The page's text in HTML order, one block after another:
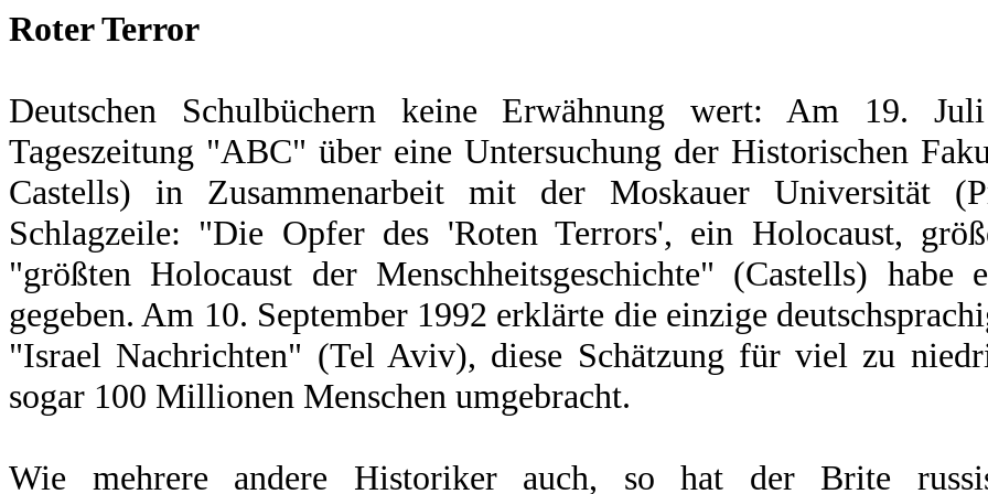
Roter Terror
Deutschen Schulbüchern keine Erwähnung wert: Am 19.
Tageszeitung "ABC" über eine Untersuchung der Historischen
Castells) in Zusammenarbeit mit der Moskauer Universität
Schlagzeile: "Die Opfer des 'Roten Terrors', ein Holocaust,
"größten Holocaust der Menschheitsgeschichte" (Castells)
gegeben. Am 10. September 1992 erklärte die einzige
"Israel Nachrichten" (Tel Aviv), diese Schätzung für viel zu
sogar 100 Millionen Menschen umgebracht.
Wie mehrere andere Historiker auch, so hat der Brite